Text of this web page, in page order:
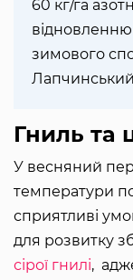
60 кг/га
відновленню
зимового
Гниль та
У весняний
температури
сприятливі
для розвитку
сірої гнилі,